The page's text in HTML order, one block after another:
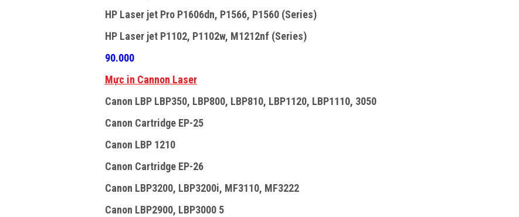
HP Laser jet Pro P1606dn, P1566, P1560 (Series)
HP Laser jet P1102, P1102w, M1212nf (Series)
90.000
Mực in Cannon Laser
Canon LBP LBP350, LBP800, LBP810, LBP1120, LBP1110, 3050
Canon Cartridge EP-25
Canon LBP 1210
Canon Cartridge EP-26
Canon LBP3200, LBP3200i, MF3110, MF3222
Canon LBP2900, LBP3000 5